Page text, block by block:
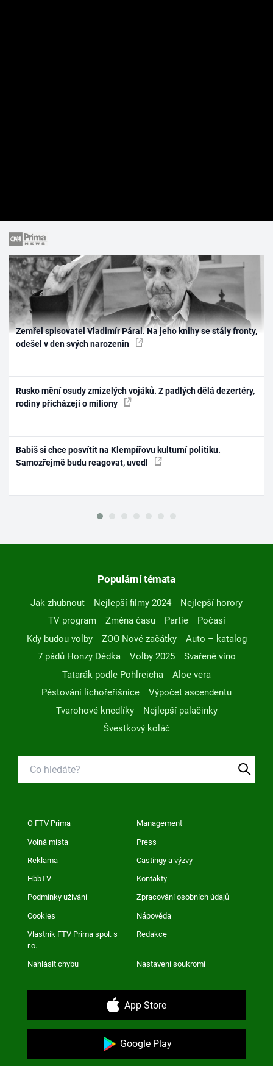
Zemřel spisovatel Vladimír Páral. Na jeho knihy se stály fronty,
odešel v den svých narozenin
Rusko mění osudy zmizelých vojáků. Z padlých dělá dezertéry,
rodiny přicházejí o miliony
Babiš si chce posvítit na Klempířovu kulturní politiku.
Samozřejmě budu reagovat, uvedl
Populární témata
Jak zhubnout Nejlepší filmy 2024
Nejlepší horory
TV program
Změna času Partie
Počasí
Kdy budou volby
ZOO Nové začátky
Auto – katalog
7 pádů Honzy Dědka
Volby 2025
Svařené víno
Tatarák podle Pohlreicha
Aloe vera
Pěstování lichořeřišnice
Výpočet ascendentu
Tvarohové knedlíky
Nejlepší palačinky
Švestkový koláč
O FTV Prima Management
Volná místa Press
Reklama Castingy a výzvy
HbbTV Kontakty
Podmínky užívání Zpracování osobních údajů
Cookies Nápověda
Vlastník FTV Prima spol. s
r.o.
Redakce
Nahlásit chybu Nastavení soukromí
App Store
Google Play